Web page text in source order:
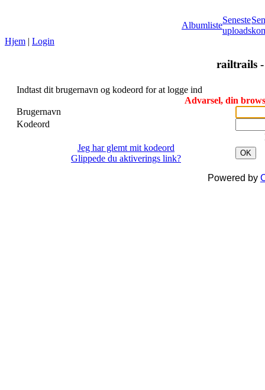
Albumliste
Seneste
uploads
Hjem | Login
railtrails
Indtast dit brugernavn og kodeord for at logge ind
Advarsel, din
Brugernavn
Kodeord
Jeg har glemt mit kodeord
Glippede du aktiverings link?
OK
Powered by